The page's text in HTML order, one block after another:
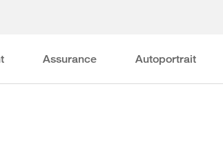
Assurance Autoportrait